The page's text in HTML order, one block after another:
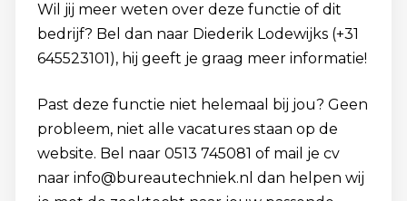
Wil jij meer weten over deze functie of dit
bedrijf? Bel dan naar Diederik Lodewijks (+31
645523101), hij geeft je graag meer informatie!
Past deze functie niet helemaal bij jou? Geen
probleem, niet alle vacatures staan op de
website. Bel naar 0513 745081 of mail je cv
naar info@bureautechniek.nl dan helpen wij